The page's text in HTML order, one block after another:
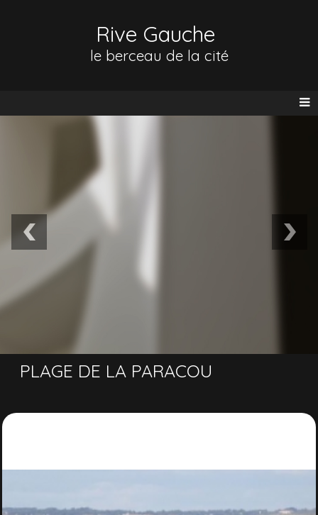
Rive Gauche
le berceau de la cité
PLAGE DE LA PARACOU